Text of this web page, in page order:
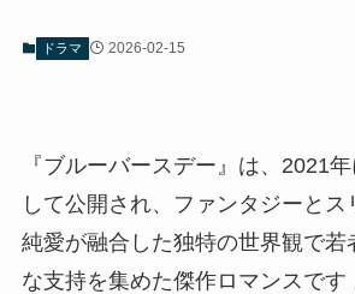
ドラマ 2026-02-15
『ブルーバースデー』は、2021
して公開され、ファンタジーとス
純愛が融合した独特の世界観で若
な支持を集めた傑作ロマンスです